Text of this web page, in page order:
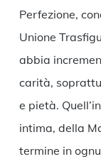
Perfezione,
Unione
abbia
carità,
e pietà.
intima, della
termine in